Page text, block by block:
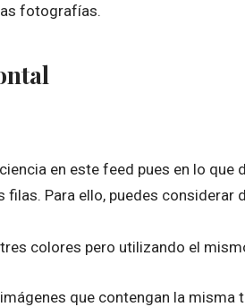
fotografías.
en este feed pues en lo
filas. Para ello, puedes considerar
colores pero utilizando el
que contengan la misma